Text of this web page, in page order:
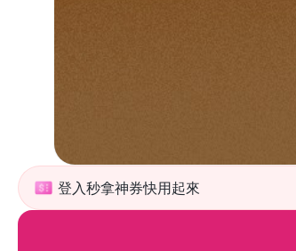
登入秒拿神券快用起來